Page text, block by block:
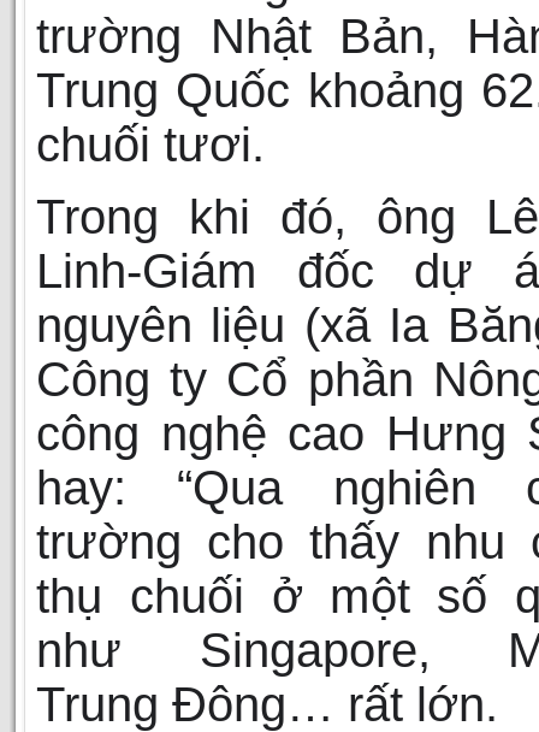
trường Nhật Bản,
Trung Quốc khoảng
chuối tươi.
Trong khi đó, ông
Linh-Giám đốc dự
nguyên liệu (xã Ia
Công ty Cổ phần
công nghệ cao Hưng
hay: “Qua nghiên
trường cho thấy nhu
thụ chuối ở một số
như Singapore,
Trung Đông… rất lớn.